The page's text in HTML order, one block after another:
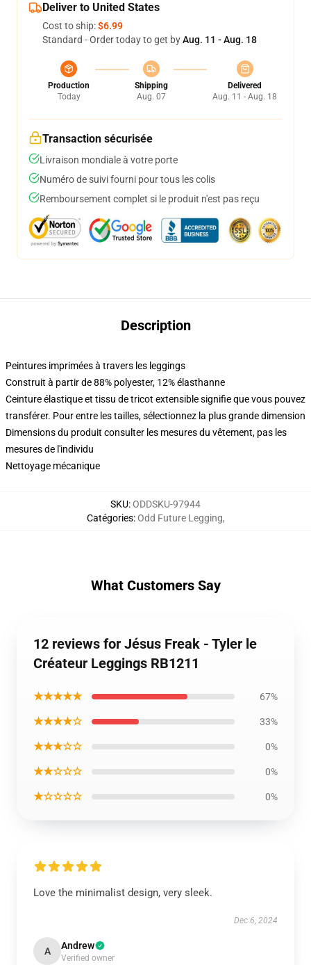
Deliver to United States
Cost to ship:$6.99
Standard - Order today to get byAug. 11 - Aug. 18
Production
Today
Shipping
Aug. 07
Delivered
Aug. 11 - Aug. 18
Transaction sécurisée
Livraison mondiale à votre porte
Numéro de suivi fourni pour tous les colis
Remboursement complet si le produit n'est pas reçu
Description
Peintures imprimées à travers les leggings
Construit à partir de 88% polyester, 12% élasthanne
Ceinture élastique et tissu de tricot extensible signifie que vous pouvez
transférer. Pour entre les tailles, sélectionnez la plus grande dimension
Dimensions du produit consulter les mesures du vêtement, pas les
mesures de l'individu
Nettoyage mécanique
SKU:ODDSKU-97944
Catégories:Odd Future Legging,
What Customers Say
12 reviews for Jésus Freak - Tyler le
Créateur Leggings RB1211
★★★★★ 67%
★★★★☆ 33%
★★★☆☆ 0%
★★☆☆☆ 0%
★☆☆☆☆ 0%
Love the minimalist design, very sleek.
Dec 6, 2024
A Andrew
Verified owner